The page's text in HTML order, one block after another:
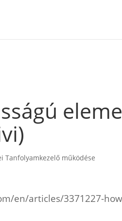
Tanfolyamkezelő működése
en/articles/3371227-